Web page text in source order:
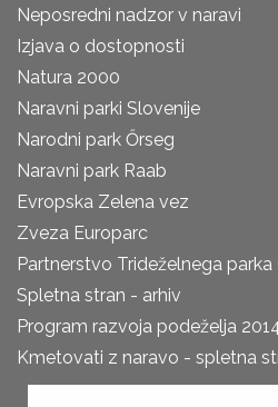
Neposredni nadzor v naravi
Izjava o dostopnosti
Natura 2000
Naravni parki Slovenije
Narodni park Őrseg
Naravni park Raab
Evropska Zelena vez
Zveza Europarc
Partnerstvo Trideželnega
Spletna stran - arhiv
Program razvoja podeželja
Kmetovati z naravo - spletna